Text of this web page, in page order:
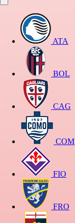
ATA
BOL
CAG
COM
FIO
FRO